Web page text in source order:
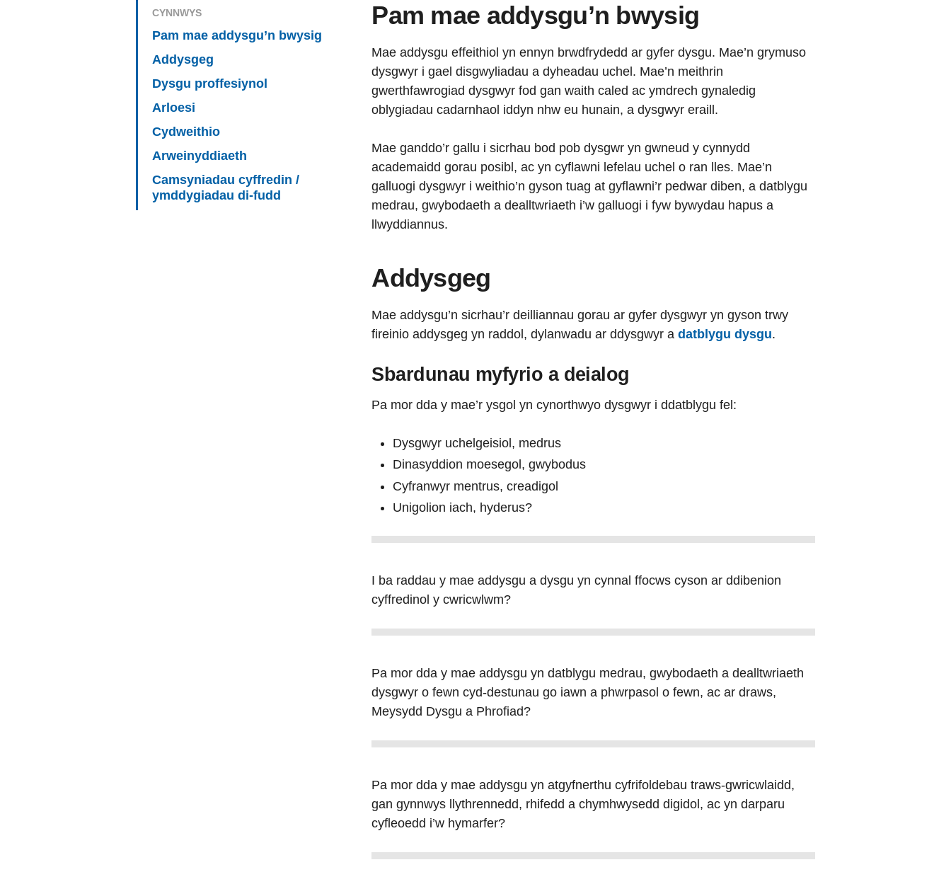
CYNNWYS
Pam mae addysgu’n bwysig
Addysgeg
Dysgu proffesiynol
Arloesi
Cydweithio
Arweinyddiaeth
Camsyniadau cyffredin /
ymddygiadau di-fudd
Pam mae addysgu’n bwysig
Mae addysgu effeithiol yn ennyn brwdfrydedd ar gyfer dysgu. Mae’n grymuso
dysgwyr i gael disgwyliadau a dyheadau uchel. Mae’n meithrin
gwerthfawrogiad dysgwyr fod gan waith caled ac ymdrech gynaledig
oblygiadau cadarnhaol iddyn nhw eu hunain, a dysgwyr eraill.
Mae ganddo’r gallu i sicrhau bod pob dysgwr yn gwneud y cynnydd
academaidd gorau posibl, ac yn cyflawni lefelau uchel o ran lles. Mae’n
galluogi dysgwyr i weithio’n gyson tuag at gyflawni’r pedwar diben, a datblygu
medrau, gwybodaeth a dealltwriaeth i’w galluogi i fyw bywydau hapus a
llwyddiannus.
Addysgeg
Mae addysgu’n sicrhau’r deilliannau gorau ar gyfer dysgwyr yn gyson trwy
fireinio addysgeg yn raddol, dylanwadu ar ddysgwyr adatblygu dysgu.
Sbardunau myfyrio a deialog
Pa mor dda y mae’r ysgol yn cynorthwyo dysgwyr i ddatblygu fel:
Dysgwyr uchelgeisiol, medrus
Dinasyddion moesegol, gwybodus
Cyfranwyr mentrus, creadigol
Unigolion iach, hyderus?
I ba raddau y mae addysgu a dysgu yn cynnal ffocws cyson ar ddibenion
cyffredinol y cwricwlwm?
Pa mor dda y mae addysgu yn datblygu medrau, gwybodaeth a dealltwriaeth
dysgwyr o fewn cyd-destunau go iawn a phwrpasol o fewn, ac ar draws,
Meysydd Dysgu a Phrofiad?
Pa mor dda y mae addysgu yn atgyfnerthu cyfrifoldebau traws-gwricwlaidd,
gan gynnwys llythrennedd, rhifedd a chymhwysedd digidol, ac yn darparu
cyfleoedd i’w hymarfer?